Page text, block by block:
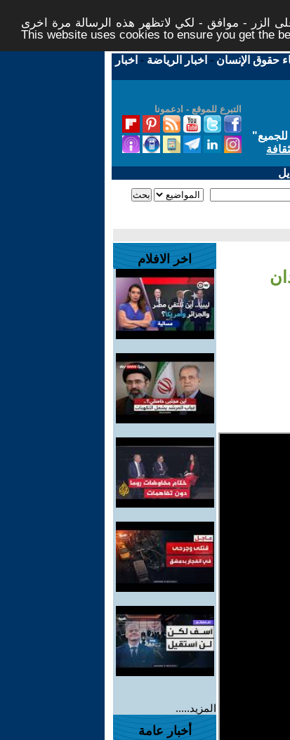
الزر - موافق - لكي لاتظهر هذه الرسالة مرة اخرى -
This website uses cookies to ensure you get the
حقوق الإنسان - اخبار الرياضة - اخبار
التبرع للموقع - ادعمونا
"
اخر الافلام
المزيد.....
أخبار عامة